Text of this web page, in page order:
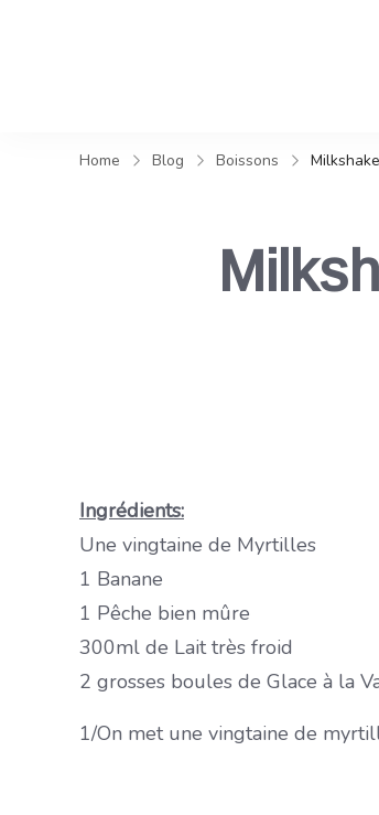
Home Blog Boissons
Ingrédients:
Une vingtaine de Myrtilles
1 Banane
1 Pêche bien mûre
300ml de Lait très froid
2 grosses boules de Glace à la
1/On met une vingtaine de